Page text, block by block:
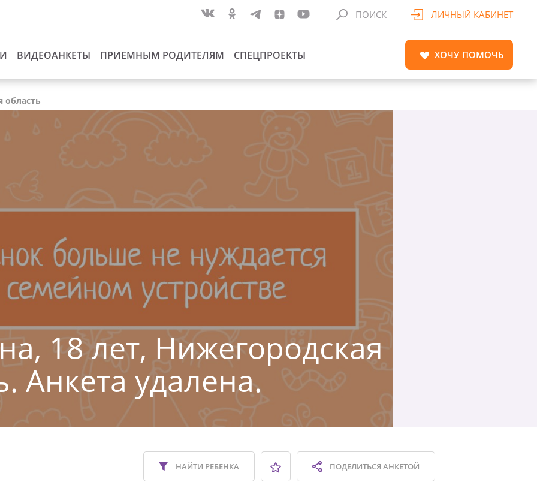
ВИДЕОАНКЕТЫ ПРИЕМНЫМ РОДИТЕЛЯМ СПЕЦПРОЕКТЫ
ПОИСК ЛИЧНЫЙ КАБИНЕТ
ХОЧУ ПОМОЧЬ
область
18 лет, Нижегородская
Анкета удалена.
ПОДЕЛИТЬСЯАНКЕТОЙ
НАЙТИ РЕБЕНКА